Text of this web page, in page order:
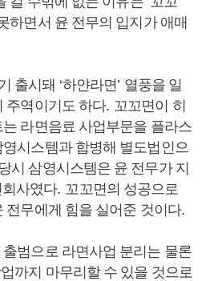
하면서 윤 전무의 입지가 애매
출시돼 ‘하얀라면’ 열풍을 일
주역이기도 하다. 꼬꼬면이 히
라면음료 사업부문을 플라스
시스템과 합병해 별도법인으
당시 삼영시스템은 윤 전무가 지
사였다. 꼬꼬면의 성공으로
전무에게 힘을 실어준 것이다.
범으로 라면사업 분리는 물론
까지 마무리할 수 있을 것으로